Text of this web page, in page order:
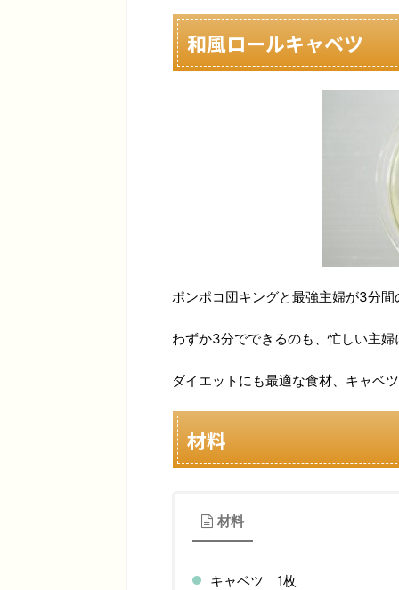
和風ロールキャベツ
ポンポコ団キングと最強主婦が3分間
わずか3分でできるのも、忙しい主婦
ダイエットにも最適な食材、キャベ
材料
材料
キャベツ 1枚